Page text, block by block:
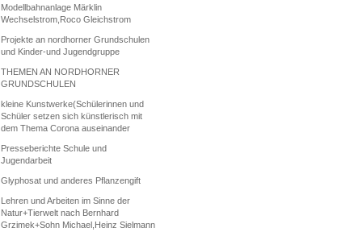
Modellbahnanlage Märklin
Wechselstrom,Roco Gleichstrom
Projekte an nordhorner Grundschulen
und Kinder-und Jugendgruppe
THEMEN AN NORDHORNER
GRUNDSCHULEN
kleine Kunstwerke(Schülerinnen und
Schüler setzen sich künstlerisch mit
dem Thema Corona auseinander
Presseberichte Schule und
Jugendarbeit
Glyphosat und anderes Pflanzengift
Lehren und Arbeiten im Sinne der
Natur+Tierwelt nach Bernhard
Grzimek+Sohn Michael,Heinz Sielmann